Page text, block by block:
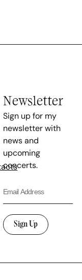
Newsletter
Sign up for my
newsletter with
news and
upcoming
concerts.
Sign Up